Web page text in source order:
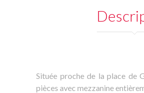
Située proche de la place de
pièces avec mezzanine